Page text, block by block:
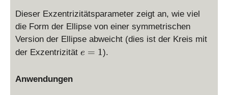
a
^
2
Dieser Exzentrizitätsparameter zeigt an, wie viel
die Form der Ellipse von einer symmetrischen
Version der Ellipse abweicht (dies ist der Kreis mit
der Exzentrizität e
e = 1).
Anwendungen